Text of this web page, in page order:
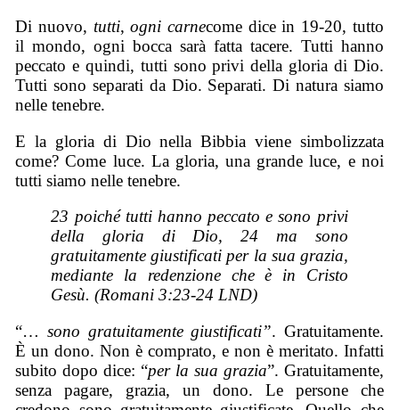
Di nuovo, tutti,ogni carnecome dice in 19-20, tutto
il mondo, ogni bocca sarà fatta tacere. Tutti hanno
peccato e quindi, tutti sono privi della gloria di Dio.
Tutti sono separati da Dio. Separati. Di natura siamo
nelle tenebre.
E la gloria di Dio nella Bibbia viene simbolizzata
come? Come luce. La gloria, una grande luce, e noi
tutti siamo nelle tenebre.
23 poiché tutti hanno peccato e sono privi
della gloria di Dio, 24 ma sono
gratuitamente giustificati per la sua grazia,
mediante la redenzione che è in Cristo
Gesù. (Romani 3:23-24 LND)
“… sono gratuitamente giustificati”. Gratuitamente.
È un dono. Non è comprato, e non è meritato. Infatti
subito dopo dice: “per la sua grazia”. Gratuitamente,
senza pagare, grazia, un dono. Le persone che